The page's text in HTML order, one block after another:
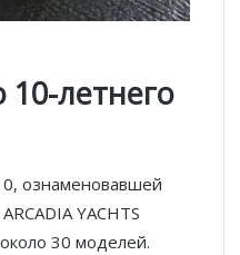
10-летнего
ознаменовавшей
YACHTS
30 моделей.